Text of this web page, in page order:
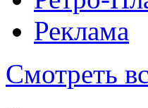
Реклама
Смотреть